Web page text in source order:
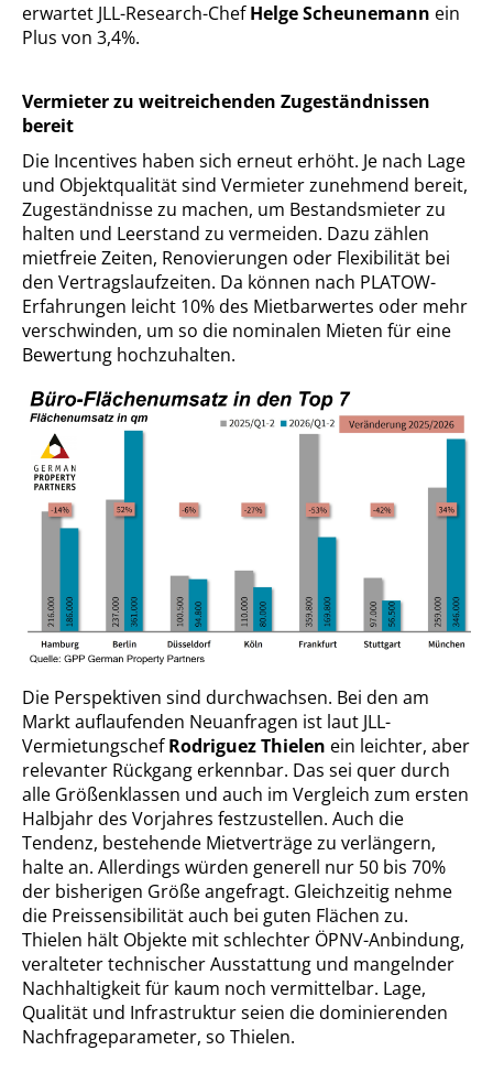
erwartet JLL-Research-ChefHelge Scheunemann ein
Plus von 3,4%.
Vermieter zu weitreichenden Zugeständnissen
bereit
Die Incentives haben sich erneut erhöht. Je nach Lage
und Objektqualität sind Vermieter zunehmend bereit,
Zugeständnisse zu machen, um Bestandsmieter zu
halten und Leerstand zu vermeiden. Dazu zählen
mietfreie Zeiten, Renovierungen oder Flexibilität bei
den Vertragslaufzeiten. Da können nach PLATOW-
Erfahrungen leicht 10% des Mietbarwertes oder mehr
verschwinden, um so die nominalen Mieten für eine
Bewertung hochzuhalten.
Die Perspektiven sind durchwachsen. Bei den am
Markt auflaufenden Neuanfragen ist laut JLL-
VermietungschefRodriguez Thielen ein leichter, aber
relevanter Rückgang erkennbar. Das sei quer durch
alle Größenklassen und auch im Vergleich zum ersten
Halbjahr des Vorjahres festzustellen. Auch die
Tendenz, bestehende Mietverträge zu verlängern,
halte an. Allerdings würden generell nur 50 bis 70%
der bisherigen Größe angefragt. Gleichzeitig nehme
die Preissensibilität auch bei guten Flächen zu.
Thielen hält Objekte mit schlechter ÖPNV-Anbindung,
veralteter technischer Ausstattung und mangelnder
Nachhaltigkeit für kaum noch vermittelbar. Lage,
Qualität und Infrastruktur seien die dominierenden
Nachfrageparameter, so Thielen.